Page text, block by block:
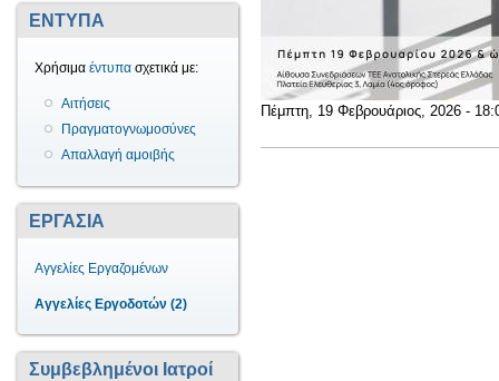
ΕΝΤΥΠΑ
Χρήσιμα έντυπα σχετικά με:
Αιτήσεις
Πραγματογνωμοσύνες
Απαλλαγή αμοιβής
ΕΡΓΑΣΙΑ
Αγγελίες Εργαζομένων
Αγγελίες Εργοδοτών (2)
Συμβεβλημένοι Ιατροί
Πέμπτη, 19 Φεβρουάριος, 2026 -